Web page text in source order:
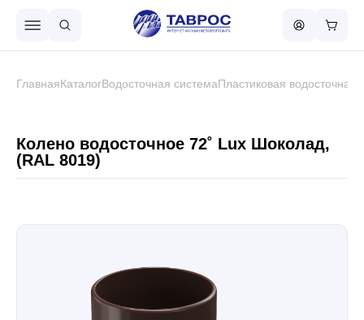
Металлочерепица
Чёрный металлопрокат
ГлавнаяКаталогВодосточная системаПластиковая водосточная
Колено водосточное 72˚ Lux Шоколад,
(RAL 8019)